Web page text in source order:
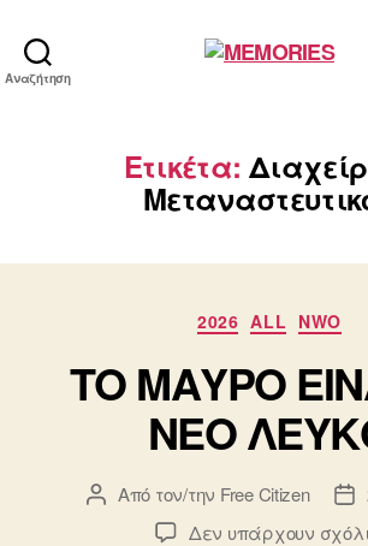
Αναζήτηση
Ετικέτα:
2026 ALL NWO
ΤΟ ΜΑΥΡΟ
ΝΕΟ
Συντάκτης
άρθρου
Από τον/την Free Citizen
Δεν υπάρχουν